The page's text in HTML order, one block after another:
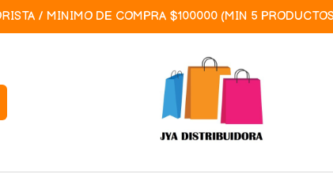
/ MINIMO DE COMPRA $100000 (MIN 5